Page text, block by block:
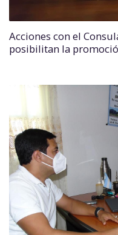
Acciones con el
posibilitan la